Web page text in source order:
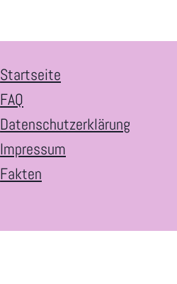
Startseite
FAQ
Datenschutzerklärung
Impressum
Fakten